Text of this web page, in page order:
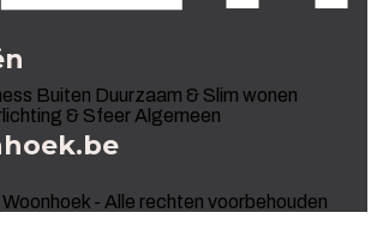
Buiten Duurzaam & Slim wonen
& Sfeer Algemeen
- Alle rechten voorbehouden